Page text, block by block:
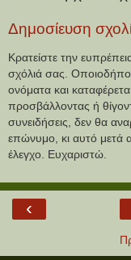
Δημοσίευση
Κρατείστε την
σχόλιά σας.
ονόματα και
προσβάλλοντας ή
συνειδήσεις, δεν θα
επώνυμο, κι αυτό μετά
έλεγχο. Ευχαριστώ.
‹